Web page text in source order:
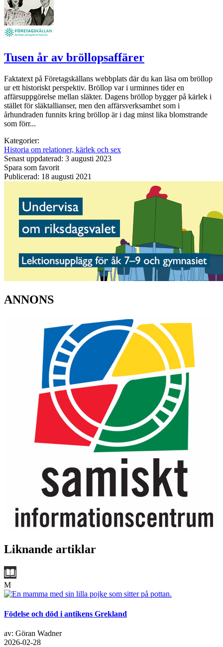
Tusen år av bröllopsaffärer
Faktatext på Företagskällans webbplats där du kan läsa om bröllop
ur ett historiskt perspektiv. Bröllop var i urminnes tider en
affärsuppgörelse mellan släkter. Dagens bröllop bygger på kärlek i
stället för släktallianser, men den affärsverksamhet som i
århundraden funnits kring bröllop är i dag minst lika blomstrande
som förr...
Kategorier:
Historia om relationer, kärlek och sex
Senast uppdaterad: 3 augusti 2023
Spara som favorit
Publicerad: 18 augusti 2021
ANNONS
Liknande artiklar
M
Födelse och död i antikens Grekland
av: Göran Wadner
2026-02-28